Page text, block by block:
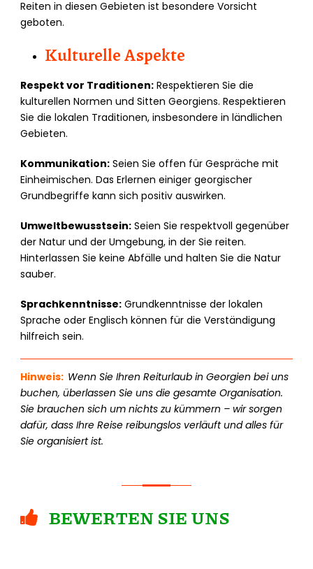
Reiten in diesen Gebieten ist besondere Vorsicht
geboten.
Kulturelle Aspekte
Respekt vor Traditionen: Respektieren Sie die
kulturellen Normen und Sitten Georgiens. Respektieren
Sie die lokalen Traditionen, insbesondere in ländlichen
Gebieten.
Kommunikation: Seien Sie offen für Gespräche mit
Einheimischen. Das Erlernen einiger georgischer
Grundbegriffe kann sich positiv auswirken.
Umweltbewusstsein: Seien Sie respektvoll gegenüber
der Natur und der Umgebung, in der Sie reiten.
Hinterlassen Sie keine Abfälle und halten Sie die Natur
sauber.
Sprachkenntnisse: Grundkenntnisse der lokalen
Sprache oder Englisch können für die Verständigung
hilfreich sein.
Hinweis: Wenn Sie Ihren Reiturlaub in Georgien bei uns
buchen, überlassen Sie uns die gesamte Organisation.
Sie brauchen sich um nichts zu kümmern – wir sorgen
dafür, dass Ihre Reise reibungslos verläuft und alles für
Sie organisiert ist.
BEWERTEN SIE UNS